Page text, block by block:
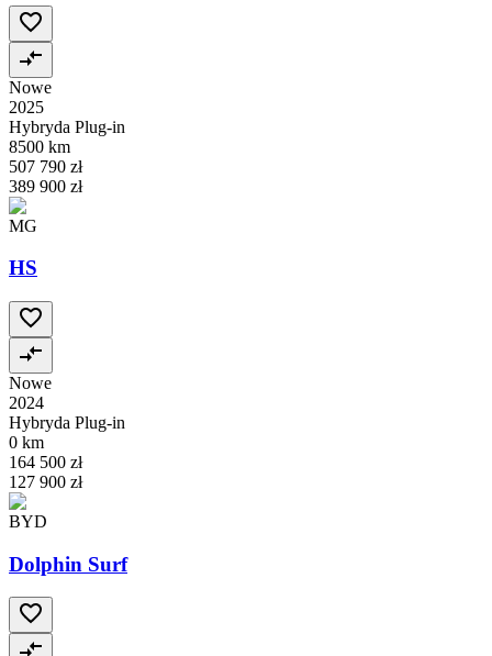
Nowe
2025
Hybryda Plug-in
8500 km
507 790 zł
389 900 zł
MG
HS
Nowe
2024
Hybryda Plug-in
0 km
164 500 zł
127 900 zł
BYD
Dolphin Surf